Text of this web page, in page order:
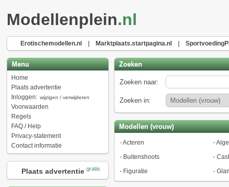
Modellenplein.nl
Erotischemodellen.nl Marktplaats.startpagina.nl
Menu
Home
Plaats advertentie
Inloggen: wijzigen / verwijderen
Voorwaarden
Regels
FAQ / Help
Privacy-statement
Contact informatie
Plaats advertentie gratis
Zoeken
Zoeken naar:
Zoeken in:
Modellen (vrouw)
-Acteren -
- Buitenshoots -
- Figuratie -